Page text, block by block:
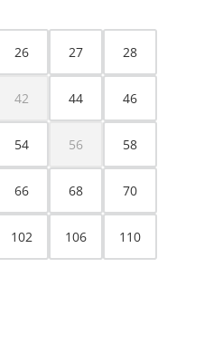
nicht verfügbar.)
26 27 28
42
(Diese Option ist zurzeit nicht
44 46
54 56
(Diese Option ist zurzeit
58
66 68 70
102 106 110
den gewünschten